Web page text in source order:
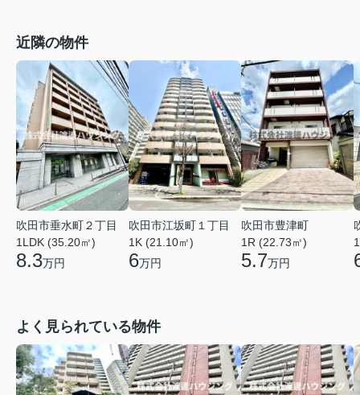
近隣の物件
吹田市垂水町２丁目
1LDK (35.20㎡)
8.3万円
吹田市江坂町１丁目
1K (21.10㎡)
6万円
吹田市豊津町
1R (22.73㎡)
5.7万円
よく見られている物件